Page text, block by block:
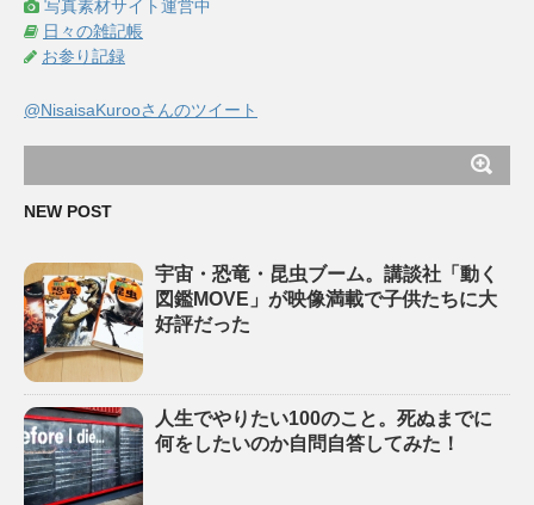
写真素材サイト運営中
日々の雑記帳
お参り記録
@NisaisaKurooさんのツイート
NEW POST
宇宙・恐竜・昆虫ブーム。講談社「動く
図鑑MOVE」が映像満載で子供たちに大
好評だった
人生でやりたい100のこと。死ぬまでに
何をしたいのか自問自答してみた！